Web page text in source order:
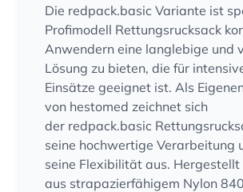
Die redpack.basic Variante ist
Profimodell Rettungsrucksack
Anwendern eine langlebige und
Lösung zu bieten, die für
Einsätze geeignet ist. Als
von hestomed zeichnet sich
der redpack.basic
seine hochwertige Verarbeitung
seine Flexibilität aus. Hergestellt
aus strapazierfähigem Nylon